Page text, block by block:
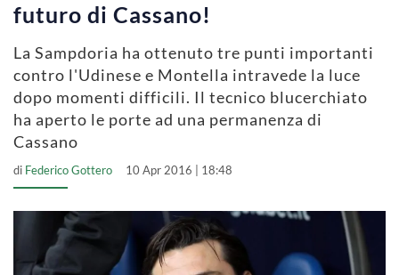
futuro di Cassano!
La Sampdoria ha ottenuto tre punti importanti
contro l'Udinese e Montella intravede la luce
dopo momenti difficili. Il tecnico blucerchiato
ha aperto le porte ad una permanenza di
Cassano
di Federico Gottero 10 Apr 2016 | 18:48